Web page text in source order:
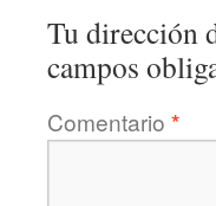
Tu dirección
campos
Comentario *